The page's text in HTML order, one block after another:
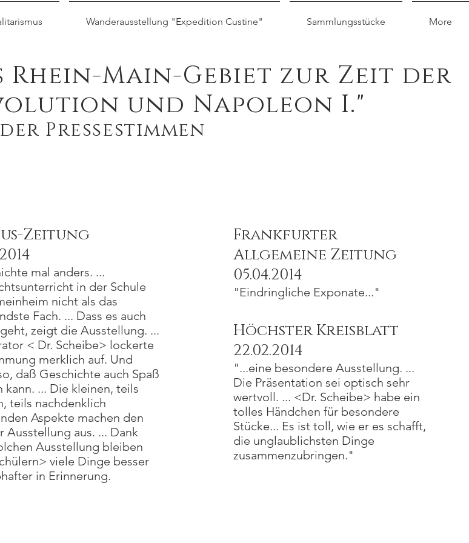
Wanderausstellung "Expedition Custine" Sammlungsstücke More
Main-Gebiet zur Zeit der
und Napoleon I."
Pressestimmen
Zeitung
mal anders. ...
in der Schule
nicht als das
Fach. ... Dass es auch
zeigt die Ausstellung. ...
< Dr. Scheibe> lockerte
merklich auf. Und
daß Geschichte auch Spaß
kann. ... Die kleinen, teils
teils nachdenklich
Aspekte machen den
Ausstellung aus. ... Dank
Ausstellung bleiben
viele Dinge besser
in Erinnerung.
Frankfurter
Allgemeine Zeitung
05.04.2014
"Eindringliche Exponate..."
Höchster Kreisblatt
22.02.2014
"...eine besondere Ausstellung. ...
Die Präsentation sei optisch sehr
wertvoll. ... <Dr. Scheibe> habe ein
tolles Händchen für besondere
Stücke... Es ist toll, wie er es schafft,
die unglaublichsten Dinge
zusammenzubringen."